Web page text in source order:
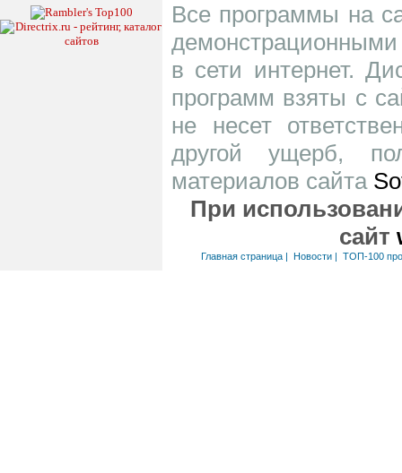
Все программы на
в сети интернет.
программ взяты с
не несет
другой ущерб,
материалов сайта
При
сайт
Главная страница| Новости| ТОП-100